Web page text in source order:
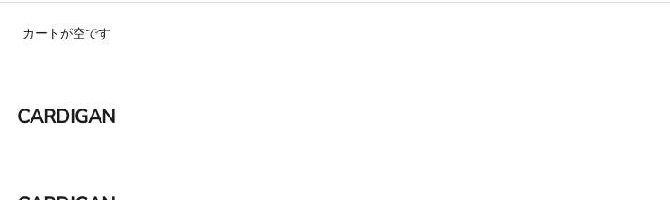
カートが空です
CARDIGAN